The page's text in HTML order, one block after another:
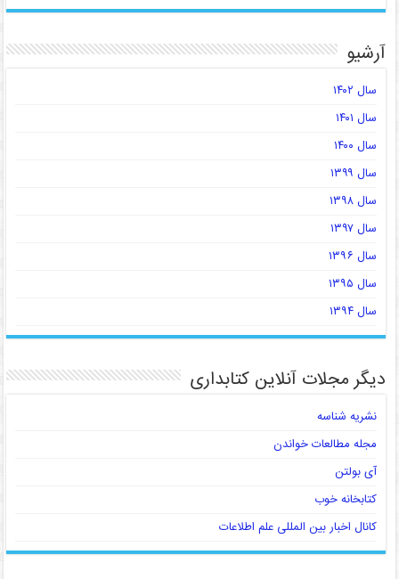
آرشیو
سال ۱۴۰۲
سال ۱۴۰۱
سال ۱۴۰۰
سال ۱۳۹۹
سال ۱۳۹۸
سال ۱۳۹۷
سال ۱۳۹۶
سال ۱۳۹۵
سال ۱۳۹۴
دیگر مجلات آنلاین کتابداری
نشریه شناسه
مجله مطالعات خواندن
آی بولتن
کتابخانه خوب
کانال اخبار بین المللی علم اطلاعات